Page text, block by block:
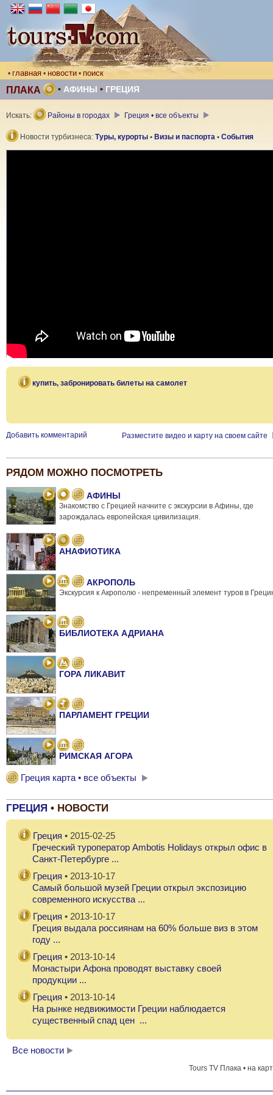
• главная • новости • поиск
ПЛАКА • АФИНЫ • ГРЕЦИЯ
Искать: Районы в городах Греция • все объекты
Новости турбизнеса: Туры, курорты • Визы и паспорта • События
купить, забронировать билеты на самолет
Добавить комментарий Разместите видео и карту на своем сайте
РЯДОМ МОЖНО ПОСМОТРЕТЬ
АФИНЫ
Знакомство с Грецией начните с экскурсии в Афины, где
зарождалась европейская цивилизация.
АНАФИОТИКА
АКРОПОЛЬ
Экскурсия к Акрополю - непременный элемент туров в
БИБЛИОТЕКА АДРИАНА
ГОРА ЛИКАВИТ
ПАРЛАМЕНТ ГРЕЦИИ
РИМСКАЯ АГОРА
УЛИЦЫ ПЛАКИ
ХРАМ ЗЕВСА В АФИНАХ
ЭКСКУРСИОННЫЙ АВТОБУС В АФИНАХ
Греция карта • все объекты
ГРЕЦИЯ • НОВОСТИ
Греция • 2015-02-25
Греческий туроператор Ambotis Holidays открыл офис в
Санкт-Петербурге ...
Греция • 2013-10-17
Самый большой музей Греции открыл экспозицию
современного искусства ...
Греция • 2013-10-17
Греция выдала россиянам на 60% больше виз в этом
году ...
Греция • 2013-10-14
Монастыри Афона проводят выставку своей
продукции ...
Греция • 2013-10-14
На рынке недвижимости Греции наблюдается
существенный спад цен ...
Все новости
Tours TV Плака • на